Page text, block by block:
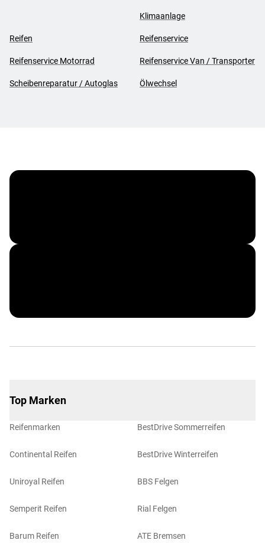
Klimaanlage
Reifen Reifenservice
Reifenservice Motorrad Reifenservice Van / Transporter
Scheibenreparatur / Autoglas Ölwechsel
Top Marken
Reifenmarken
Continental Reifen
Uniroyal Reifen
Semperit Reifen
Barum Reifen
BestDrive Sommerreifen
BestDrive Winterreifen
BBS Felgen
Rial Felgen
ATE Bremsen